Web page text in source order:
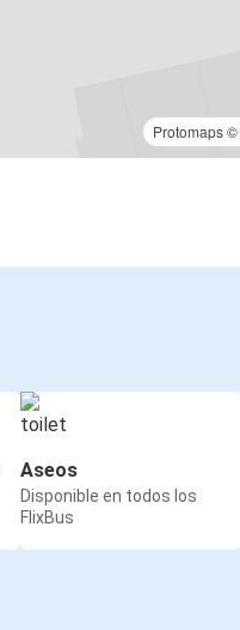
Protomaps©
Aseos
Disponible en todos los
FlixBus